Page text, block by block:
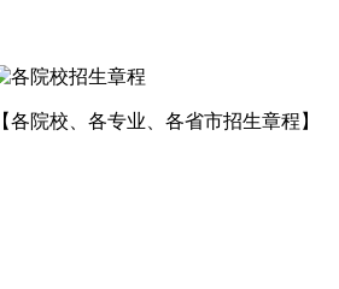
【各院校、各专业、各省市招生章程】